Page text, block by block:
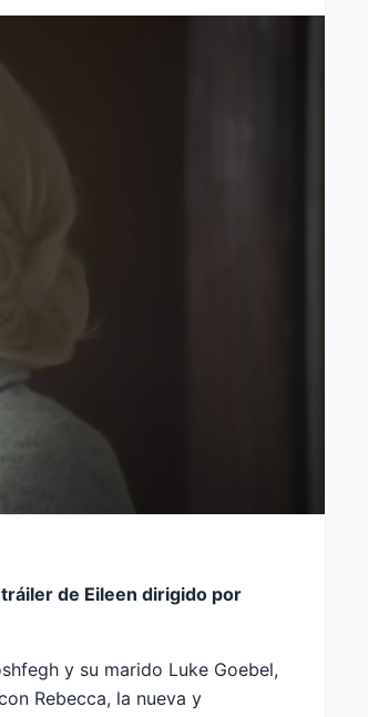
de Eileen dirigido por
y su marido Luke Goebel,
Rebecca, la nueva y